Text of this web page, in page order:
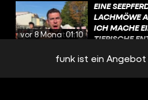
vor 8 Monaten01:10
EINE
LACHMÖWE
ICH MACHE
TIERISCHE
WAS EIN
funk ist ein Angebot